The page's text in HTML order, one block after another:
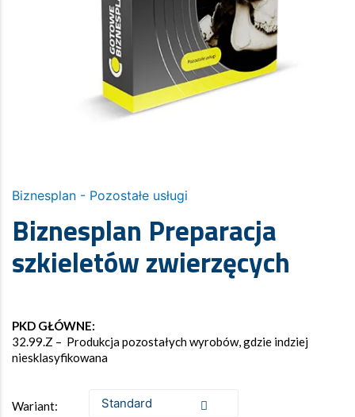
Biznesplan - Pozostałe usługi
Biznesplan Preparacja
szkieletów zwierzęcych
PKD GŁÓWNE:
32.99.Z – Produkcja pozostałych wyrobów, gdzie indziej
niesklasyfikowana
Wariant: